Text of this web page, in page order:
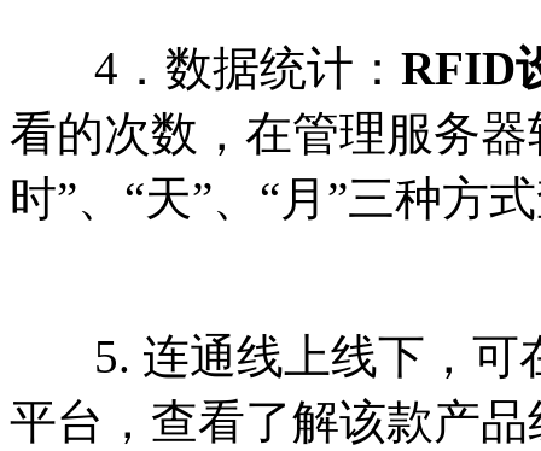
4．数据统计： RFID
看的次数，在管理服务
时”、“天”、“月”三种方
5. 连通线上线下，可
平台，查看了解该款产